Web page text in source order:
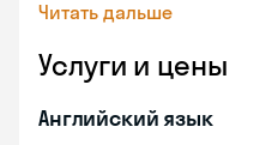
Читать дальше
Услуги и цены
Английский язык